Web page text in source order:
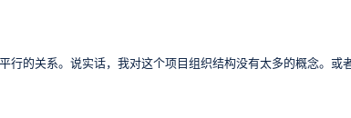
行的关系。说实话，我对这个项目组织结构没有太多的概念。